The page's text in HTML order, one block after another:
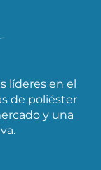
líderes en el
de poliéster
y una